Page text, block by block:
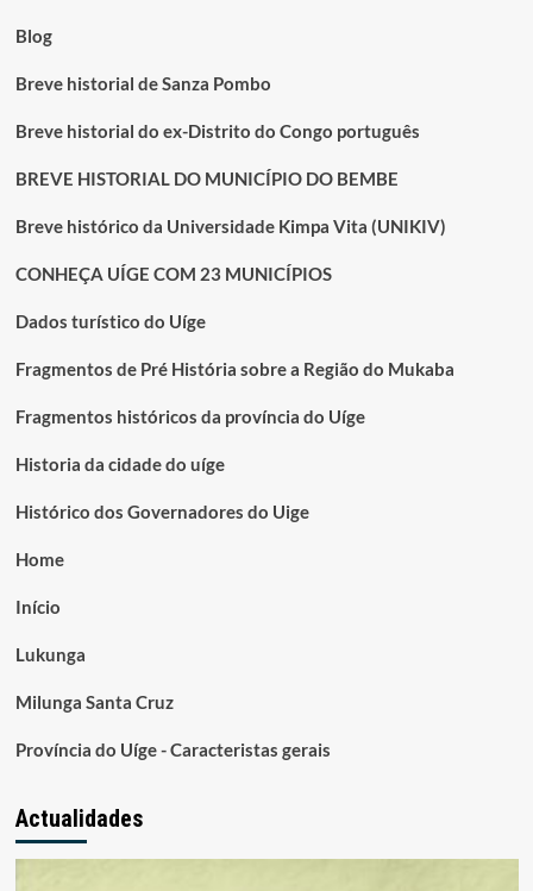
Blog
Breve historial de Sanza Pombo
Breve historial do ex-Distrito do Congo português
BREVE HISTORIAL DO MUNICÍPIO DO BEMBE
Breve histórico da Universidade Kimpa Vita (UNIKIV)
CONHEÇA UÍGE COM 23 MUNICÍPIOS
Dados turístico do Uíge
Fragmentos de Pré História sobre a Região do Mukaba
Fragmentos históricos da província do Uíge
Historia da cidade do uíge
Histórico dos Governadores do Uige
Home
Início
Lukunga
Milunga Santa Cruz
Província do Uíge - Caracteristas gerais
Actualidades